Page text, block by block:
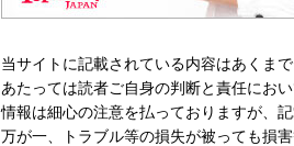
当サイトに記載されている内容はあくま
あたっては読者ご自身の判断と責任にお
情報は細心の注意を払っておりますが、
万が一、トラブル等の損失が被っても損